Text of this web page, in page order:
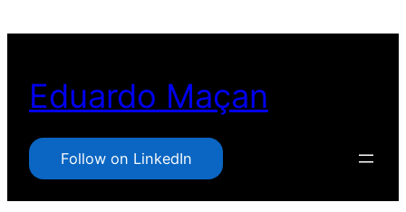
conteúdo
Eduardo Maçan
Follow on LinkedIn